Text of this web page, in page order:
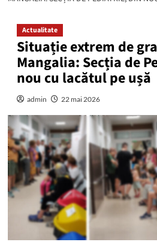
Actualitate
Situație extrem de
Mangalia: Secția de
nou cu lacătul pe ușă
admin 22 mai 2026